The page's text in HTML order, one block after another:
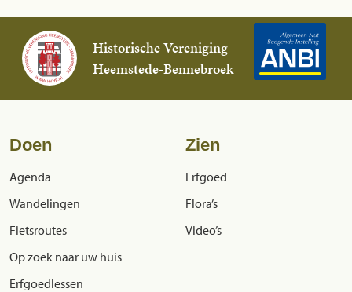
Historische Vereniging
Heemstede-Bennebroek
Doen
Agenda
Wandelingen
Fietsroutes
Op zoek naar uw huis
Erfgoedlessen
Zien
Erfgoed
Flora’s
Video’s